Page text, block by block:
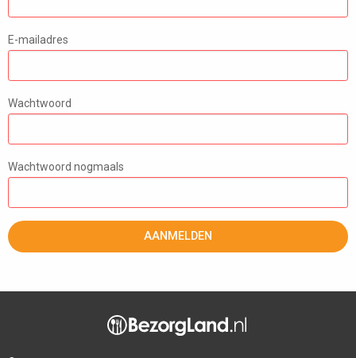
E-mailadres
Wachtwoord
Wachtwoord nogmaals
AANMELDEN